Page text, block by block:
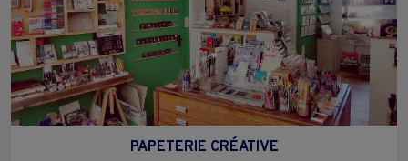
PAPETERIE CRÉATIVE